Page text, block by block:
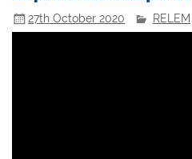
27th October 2020 RELEM